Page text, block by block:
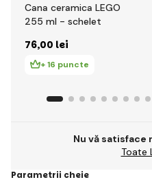
Cana ceramica LEGO
255 ml - schelet
76,00 lei
+ 16 puncte
Nu vă satisface
Toate
Parametrii cheie